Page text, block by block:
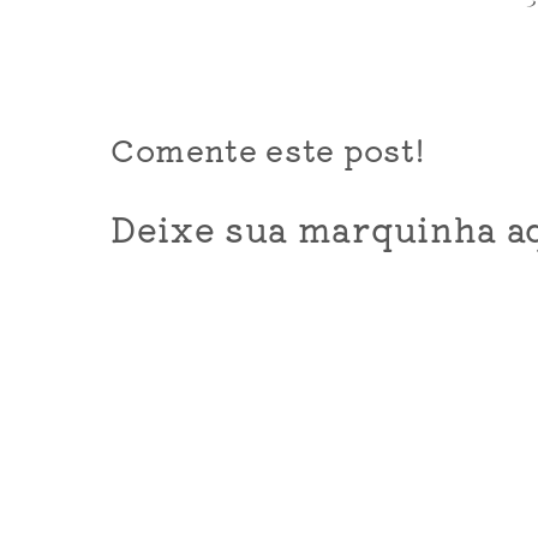
Comente este post!
Deixe sua marquinha